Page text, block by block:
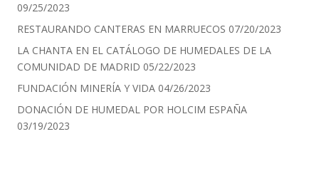
09/25/2023
RESTAURANDO CANTERAS EN MARRUECOS 07/20/2023
LA CHANTA EN EL CATÁLOGO DE HUMEDALES DE LA
COMUNIDAD DE MADRID 05/22/2023
FUNDACIÓN MINERÍA Y VIDA 04/26/2023
DONACIÓN DE HUMEDAL POR HOLCIM ESPAÑA
03/19/2023